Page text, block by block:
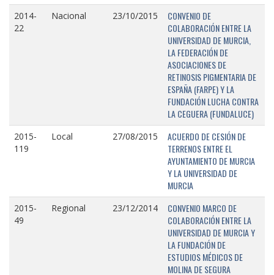
2014-
22
Nacional 23/10/2015
CONVENIO DE
COLABORACIÓN ENTRE LA
UNIVERSIDAD DE MURCIA,
LA FEDERACIÓN DE
ASOCIACIONES DE
RETINOSIS PIGMENTARIA DE
ESPAÑA (FARPE) Y LA
FUNDACIÓN LUCHA CONTRA
LA CEGUERA (FUNDALUCE)
2015-
119
Local 27/08/2015
ACUERDO DE CESIÓN DE
TERRENOS ENTRE EL
AYUNTAMIENTO DE MURCIA
Y LA UNIVERSIDAD DE
MURCIA
2015-
49
Regional 23/12/2014
CONVENIO MARCO DE
COLABORACIÓN ENTRE LA
UNIVERSIDAD DE MURCIA Y
LA FUNDACIÓN DE
ESTUDIOS MÉDICOS DE
MOLINA DE SEGURA